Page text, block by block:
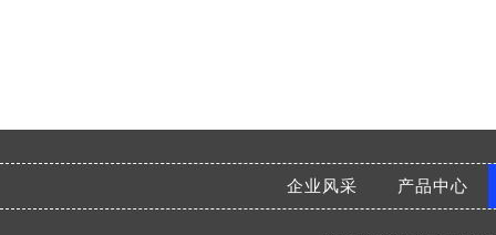
企业风采 产品中心